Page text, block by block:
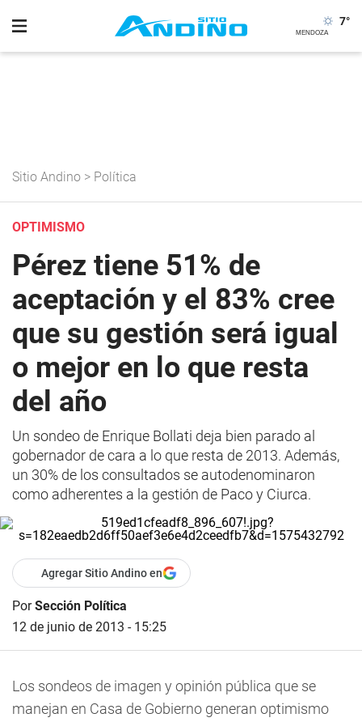
7°
Sitio Andino > Política
OPTIMISMO
Pérez tiene 51% de
aceptación y el 83% cree
que su gestión será igual
o mejor en lo que resta
del año
Un sondeo de Enrique Bollati deja bien parado al
gobernador de cara a lo que resta de 2013. Además,
un 30% de los consultados se autodenominaron
como adherentes a la gestión de Paco y Ciurca.
Agregar Sitio Andino en
PorSección Política
12 de junio de 2013 - 15:25
Los sondeos de imagen y opinión pública que se
manejan en Casa de Gobierno generan optimismo